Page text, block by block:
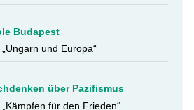
Budapest
„Ungarn und Europa“
über Pazifismus
„Kämpfen für den Frieden“